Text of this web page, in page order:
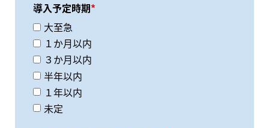
導入予定時期*
大至急
１か月以内
３か月以内
半年以内
１年以内
未定